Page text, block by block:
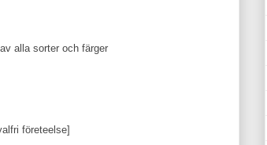
alla sorter och färger
företeelse]